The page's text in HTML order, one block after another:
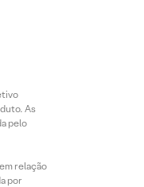
As
pelo
relação
por